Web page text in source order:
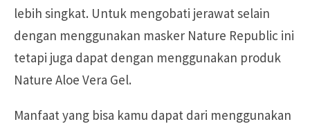
lebih singkat. Untuk mengobati jerawat selain
dengan menggunakan masker Nature Republic ini
tetapi juga dapat dengan menggunakan produk
Nature Aloe Vera Gel.
Manfaat yang bisa kamu dapat dari menggunakan